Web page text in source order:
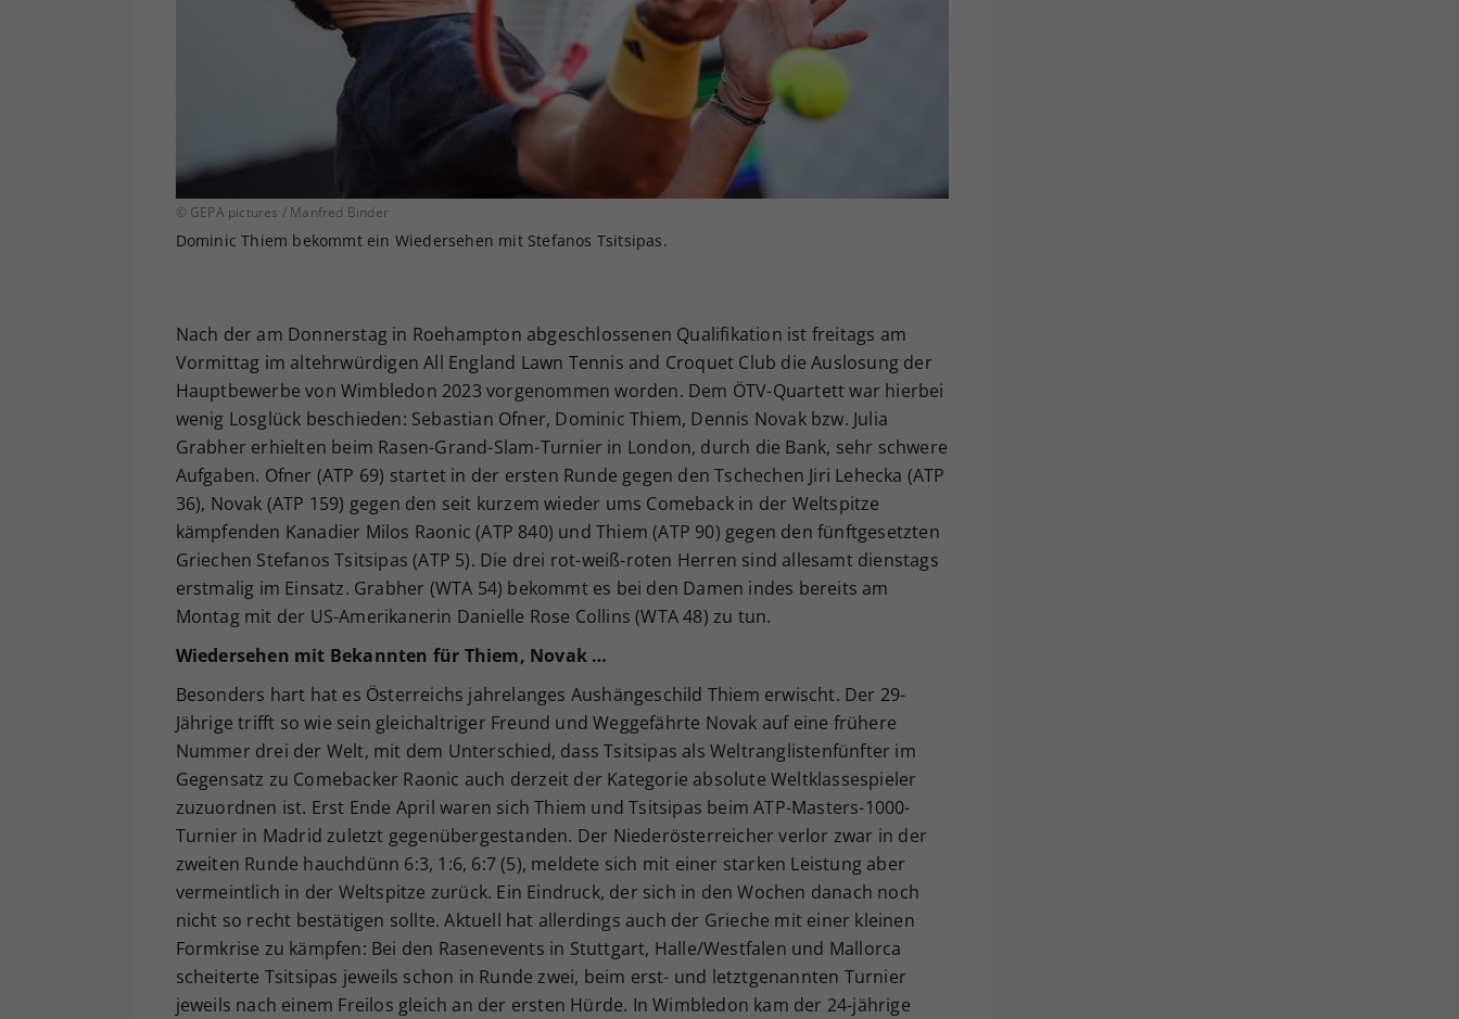
© GEPA pictures / Manfred Binder
Dominic Thiem bekommt ein Wiedersehen mit Stefanos Tsitsipas.
Nach der am Donnerstag in Roehampton abgeschlossenen Qualifikation ist freitags am
Vormittag im altehrwürdigen All England Lawn Tennis and Croquet Club die Auslosung der
Hauptbewerbe von Wimbledon 2023 vorgenommen worden. Dem ÖTV-Quartett war hierbei
wenig Losglück beschieden: Sebastian Ofner, Dominic Thiem, Dennis Novak bzw. Julia
Grabher erhielten beim Rasen-Grand-Slam-Turnier in London, durch die Bank, sehr schwere
Aufgaben. Ofner (ATP 69) startet in der ersten Runde gegen den Tschechen Jiri Lehecka (ATP
36), Novak (ATP 159) gegen den seit kurzem wieder ums Comeback in der Weltspitze
kämpfenden Kanadier Milos Raonic (ATP 840) und Thiem (ATP 90) gegen den fünftgesetzten
Griechen Stefanos Tsitsipas (ATP 5). Die drei rot-weiß-roten Herren sind allesamt dienstags
erstmalig im Einsatz. Grabher (WTA 54) bekommt es bei den Damen indes bereits am
Montag mit der US-Amerikanerin Danielle Rose Collins (WTA 48) zu tun.
Wiedersehen mit Bekannten für Thiem, Novak …
Besonders hart hat es Österreichs jahrelanges Aushängeschild Thiem erwischt. Der 29-
Jährige trifft so wie sein gleichaltriger Freund und Weggefährte Novak auf eine frühere
Nummer drei der Welt, mit dem Unterschied, dass Tsitsipas als Weltranglistenfünfter im
Gegensatz zu Comebacker Raonic auch derzeit der Kategorie absolute Weltklassespieler
zuzuordnen ist. Erst Ende April waren sich Thiem und Tsitsipas beim ATP-Masters-1000-
Turnier in Madrid zuletzt gegenübergestanden. Der Niederösterreicher verlor zwar in der
zweiten Runde hauchdünn 6:3, 1:6, 6:7 (5), meldete sich mit einer starken Leistung aber
vermeintlich in der Weltspitze zurück. Ein Eindruck, der sich in den Wochen danach noch
nicht so recht bestätigen sollte. Aktuell hat allerdings auch der Grieche mit einer kleinen
Formkrise zu kämpfen: Bei den Rasenevents in Stuttgart, Halle/Westfalen und Mallorca
scheiterte Tsitsipas jeweils schon in Runde zwei, beim erst- und letztgenannten Turnier
jeweils nach einem Freilos gleich an der ersten Hürde. In Wimbledon kam der 24-jährige
Ihrer vorgenommen Einstellungen, falls der
Webseiten-Betreiber dies eingestellt hat.